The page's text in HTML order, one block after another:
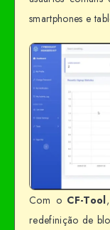
smartphones e
Com o CF-Tool
redefinição de